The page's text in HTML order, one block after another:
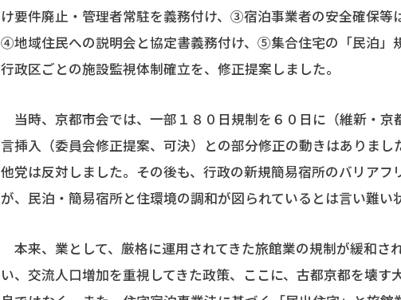
け要件廃止・管理者常駐を義務付け、③宿泊事業者の安全確保等
④地域住民への説明会と協定書義務付け、⑤集合住宅の「民泊
行政区ごとの施設監視体制確立を、修正提案しました。
当時、京都市会では、一部１８０日規制を６０日に（維新・京
言挿入（委員会修正提案、可決）との部分修正の動きはありま
他党は反対しました。その後も、行政の新規簡易宿所のバリア
が、民泊・簡易宿所と住環境の調和が図られているとは言い難い
本来、業として、厳格に運用されてきた旅館業の規制が緩和さ
い、交流人口増加を重視してきた政策、ここに、古都京都を壊す